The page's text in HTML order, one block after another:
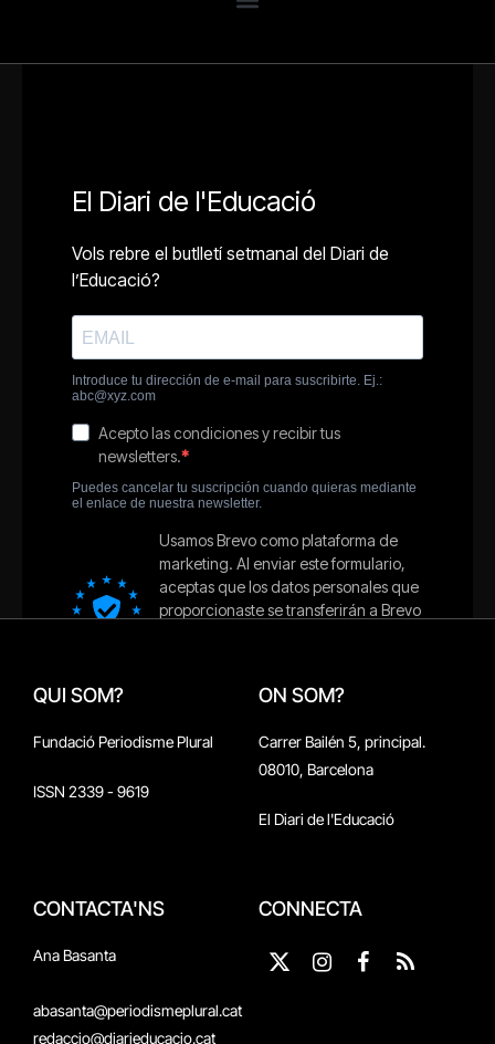
QUI SOM?
Fundació Periodisme Plural
ISSN 2339 - 9619
ON SOM?
Carrer Bailén 5, principal.
08010, Barcelona
El Diari de l'Educació
CONTACTA'NS
Ana Basanta
abasanta@periodismeplural.cat
redaccio@diarieducacio.cat
CONNECTA
X
Instagram
Facebook
RSS